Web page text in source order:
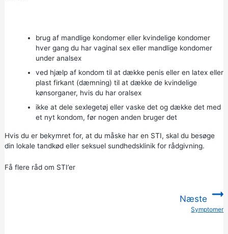
brug af mandlige kondomereller kvindelige kondomer
hver gang du har vaginal sex eller mandlige kondomer
under analsex
ved hjælp af kondom til at dække penis eller en latex eller
plast firkant (dæmning) til at dække de kvindelige
kønsorganer, hvis du har oralsex
ikke at dele sexlegetøj eller vaske det og dække det med
et nyt kondom, før nogen anden bruger det
Hvis du er bekymret for, at du måske har en STI, skal du besøge
din lokale tandkød eller seksuel sundhedsklinikfor rådgivning.
Få flere råd om STI’er
Næste
:
Symptomer